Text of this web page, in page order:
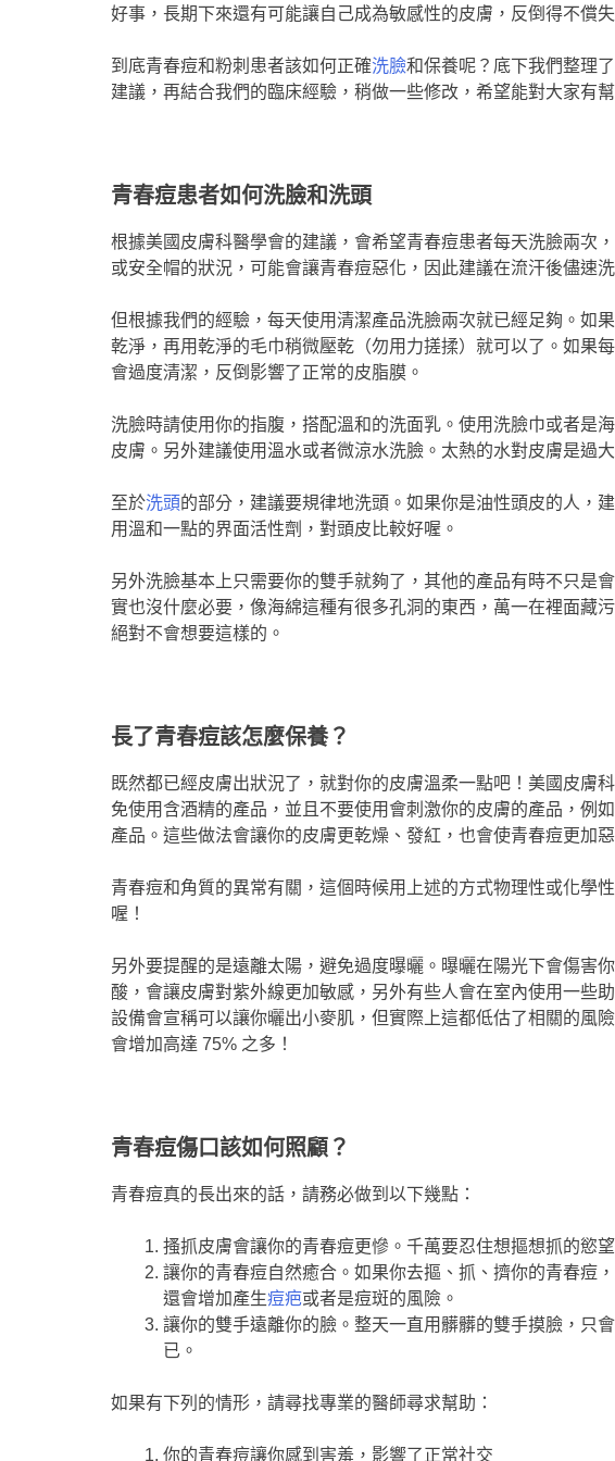
好事，長期下來還有可能讓自己成為敏感性的皮膚，反倒得不償失
到底青春痘和粉刺患者該如何正確洗臉和保養呢？底下我們整理
建議，再結合我們的臨床經驗，稍做一些修改，希望能對大家有幫
青春痘患者如何洗臉和洗頭
根據美國皮膚科醫學會的建議，會希望青春痘患者每天洗臉兩次
或安全帽的狀況，可能會讓青春痘惡化，因此建議在流汗後儘速洗
但根據我們的經驗，每天使用清潔產品洗臉兩次就已經足夠。如
乾淨，再用乾淨的毛巾稍微壓乾（勿用力搓揉）就可以了。如果
會過度清潔，反倒影響了正常的皮脂膜。
洗臉時請使用你的指腹，搭配溫和的洗面乳。使用洗臉巾或者是
皮膚。另外建議使用溫水或者微涼水洗臉。太熱的水對皮膚是過
至於洗頭的部分，建議要規律地洗頭。如果你是油性頭皮的人，
用溫和一點的界面活性劑，對頭皮比較好喔。
另外洗臉基本上只需要你的雙手就夠了，其他的產品有時不只是
實也沒什麼必要，像海綿這種有很多孔洞的東西，萬一在裡面藏
絕對不會想要這樣的。
長了青春痘該怎麼保養？
既然都已經皮膚出狀況了，就對你的皮膚溫柔一點吧！美國皮膚
免使用含酒精的產品，並且不要使用會刺激你的皮膚的產品，例
產品。這些做法會讓你的皮膚更乾燥、發紅，也會使青春痘更加惡
青春痘和角質的異常有關，這個時候用上述的方式物理性或化學
喔！
另外要提醒的是遠離太陽，避免過度曝曬。曝曬在陽光下會傷害
酸，會讓皮膚對紫外線更加敏感，另外有些人會在室內使用一些
設備會宣稱可以讓你曬出小麥肌，但實際上這都低估了相關的風
會增加高達 75% 之多！
青春痘傷口該如何照顧？
青春痘真的長出來的話，請務必做到以下幾點：
搔抓皮膚會讓你的青春痘更慘。千萬要忍住想摳想抓的慾望
讓你的青春痘自然癒合。如果你去摳、抓、擠你的青春痘
還會增加產生痘疤或者是痘斑的風險。
讓你的雙手遠離你的臉。整天一直用髒髒的雙手摸臉，只
已。
如果有下列的情形，請尋找專業的醫師尋求幫助：
你的青春痘讓你感到害羞，影響了正常社交